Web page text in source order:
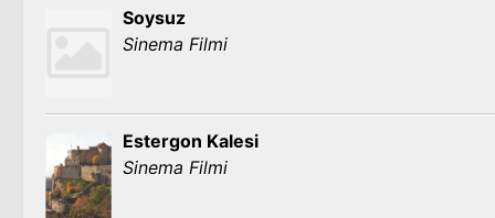
Soysuz
Sinema Filmi
Estergon Kalesi
Sinema Filmi